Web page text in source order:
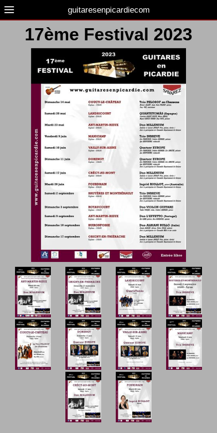
guitaresenpicardiecom
17ème Festival 2023